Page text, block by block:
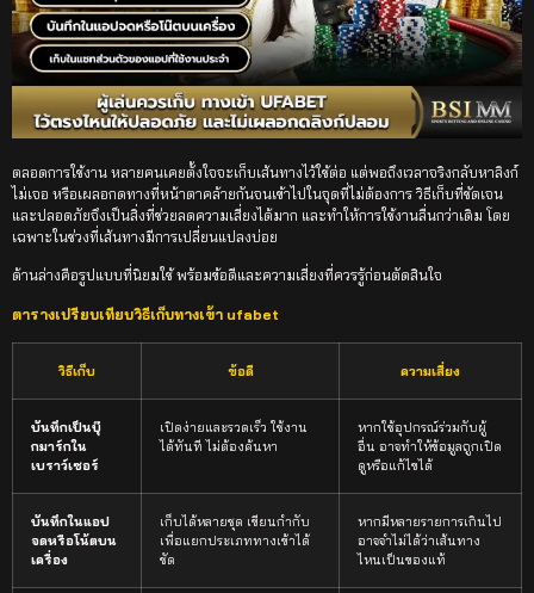
ตลอดการใช้งาน หลายคนเคยตั้งใจจะเก็บเส้นทางไว้ใช้ต่อ แต่พอถึงเวลาจริงกลับหาลิงก์
ไม่เจอ หรือเผลอกดทางที่หน้าตาคล้ายกันจนเข้าไปในจุดที่ไม่ต้องการ วิธีเก็บที่ชัดเจน
และปลอดภัยจึงเป็นสิ่งที่ช่วยลดความเสี่ยงได้มาก และทำให้การใช้งานลื่นกว่าเดิม โดย
เฉพาะในช่วงที่เส้นทางมีการเปลี่ยนแปลงบ่อย
ด้านล่างคือรูปแบบที่นิยมใช้ พร้อมข้อดีและความเสี่ยงที่ควรรู้ก่อนตัดสินใจ
ตารางเปรียบเทียบวิธีเก็บทางเข้า ufabet
วิธีเก็บ ข้อดี ความเสี่ยง
บันทึกเป็นบุ๊
กมาร์กใน
เบราว์เซอร์
เปิดง่ายและรวดเร็ว ใช้งาน
ได้ทันที ไม่ต้องค้นหา
หากใช้อุปกรณ์ร่วมกับผู้
อื่น อาจทำให้ข้อมูลถูกเปิด
ดูหรือแก้ไขได้
บันทึกในแอป
จดหรือโน้ตบน
เครื่อง
เก็บได้หลายชุด เขียนกำกับ
เพื่อแยกประเภททางเข้าได้
ชัด
หากมีหลายรายการเกินไป
อาจจำไม่ได้ว่าเส้นทาง
ไหนเป็นของแท้